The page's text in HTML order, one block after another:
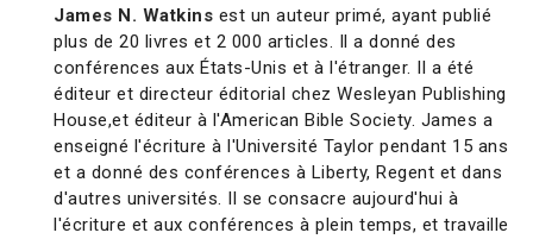
James N. Watkins est un auteur primé, ayant publié
plus de 20 livres et 2 000 articles. Il a donné des
conférences aux États-Unis et à l'étranger. Il a été
éditeur et directeur éditorial chez Wesleyan Publishing
House,et éditeur à l'American Bible Society. James a
enseigné l'écriture à l'Université Taylor pendant 15 ans
et a donné des conférences à Liberty, Regent et dans
d'autres universités. Il se consacre aujourd'hui à
l'écriture et aux conférences à plein temps, et travaille